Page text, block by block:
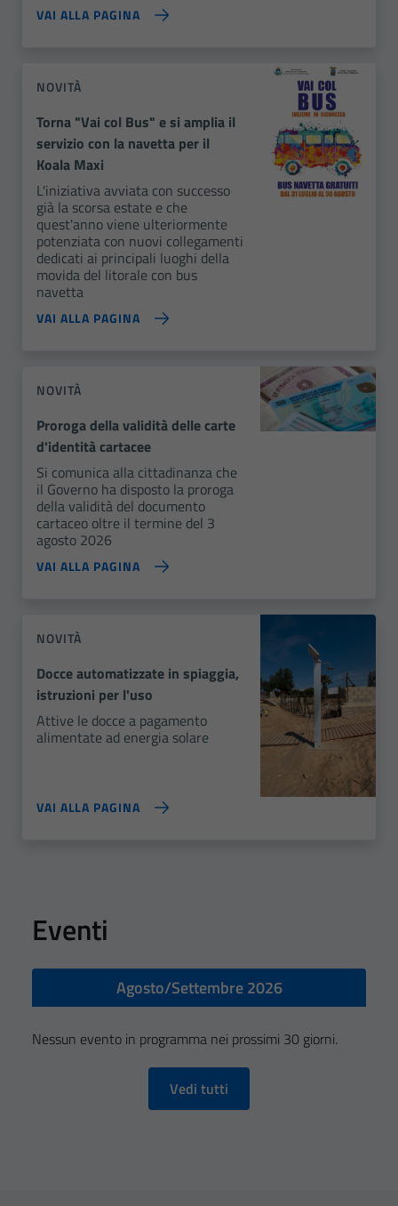
VAI ALLA PAGINA
NOVITÀ
Torna "Vai col Bus" e si amplia il
servizio con la navetta per il
Koala Maxi
L'iniziativa avviata con successo
già la scorsa estate e che
quest'anno viene ulteriormente
potenziata con nuovi collegamenti
dedicati ai principali luoghi della
movida del litorale con bus
navetta
VAI ALLA PAGINA
NOVITÀ
Proroga della validità delle carte
d'identità cartacee
Si comunica alla cittadinanza che
il Governo ha disposto la proroga
della validità del documento
cartaceo oltre il termine del 3
agosto 2026
VAI ALLA PAGINA
NOVITÀ
Docce automatizzate in spiaggia,
istruzioni per l'uso
Attive le docce a pagamento
alimentate ad energia solare
VAI ALLA PAGINA
Eventi
Agosto/Settembre 2026
Nessun evento in programma nei prossimi 30 giorni.
Vedi tutti